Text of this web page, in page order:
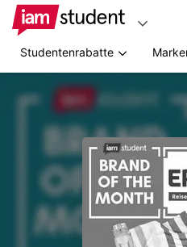
Hauptinhalt
Studentenrabatte